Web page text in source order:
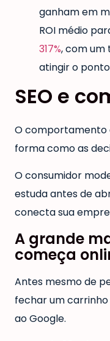
ganham em
ROI médio
317%, com um
atingir o
SEO e
O comportamento
forma como as
O consumidor
estuda antes de
conecta sua
A grande
começa
Antes mesmo de
fechar um
ao Google.